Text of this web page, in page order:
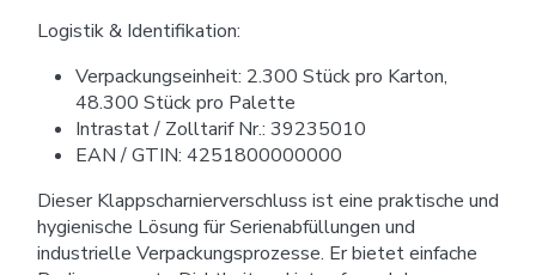
Logistik & Identifikation:
Verpackungseinheit: 2.300 Stück pro Karton,
48.300 Stück pro Palette
Intrastat / Zolltarif Nr.: 39235010
EAN / GTIN: 4251800000000
Dieser Klappscharnierverschluss ist eine praktische und
hygienische Lösung für Serienabfüllungen und
industrielle Verpackungsprozesse. Er bietet einfache